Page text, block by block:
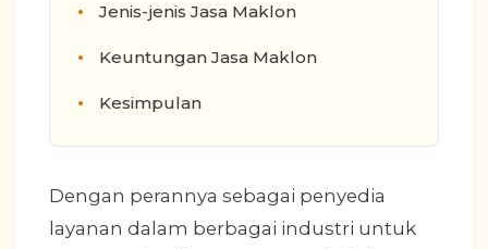
Jenis-jenis Jasa Maklon
Keuntungan Jasa Maklon
Kesimpulan
Dengan perannya sebagai penyedia
layanan dalam berbagai industri untuk